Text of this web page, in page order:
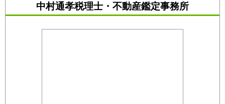
中村通孝税理士・不動産鑑定事務所